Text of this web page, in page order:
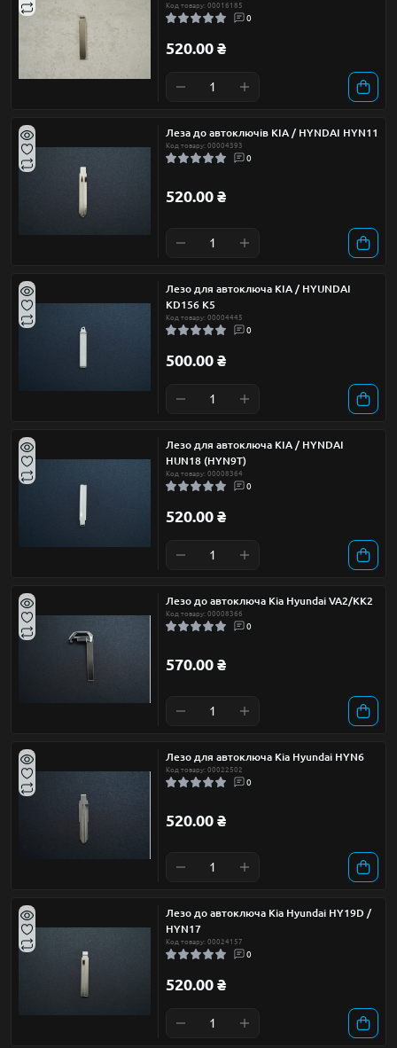
Код товару: 00016185
0
520.00 ₴
Леза до автоключів KIA / HYNDAI HYN11
Код товару: 00004393
0
520.00 ₴
Лезо для автоключа KIA / HYUNDAI
KD156 K5
Код товару: 00004445
0
500.00 ₴
Лезо для автоключа KIA / HYNDAI
HUN18 (HYN9T)
Код товару: 00008364
0
520.00 ₴
Лезо до автоключа Kia Hyundai VA2/KK2
Код товару: 00008366
0
570.00 ₴
Лезо для автоключа Kia Hyundai HYN6
Код товару: 00022502
0
520.00 ₴
Лезо до автоключа Kia Hyundai HY19D /
HYN17
Код товару: 00024157
0
520.00 ₴